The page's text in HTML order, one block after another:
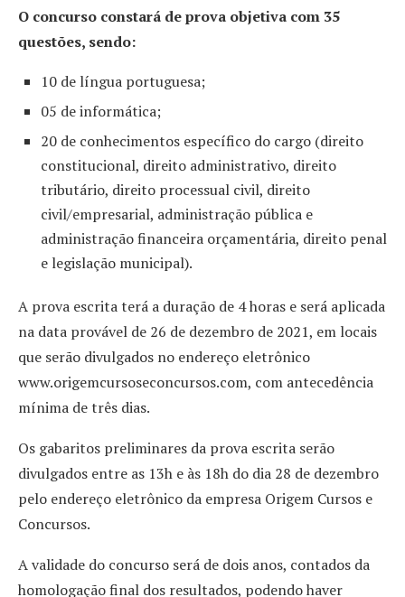
O concurso constará de prova objetiva com 35
questões, sendo:
10 de língua portuguesa;
05 de informática;
20 de conhecimentos específico do cargo (direito
constitucional, direito administrativo, direito
tributário, direito processual civil, direito
civil/empresarial, administração pública e
administração financeira orçamentária, direito penal
e legislação municipal).
A prova escrita terá a duração de 4 horas e será aplicada
na data provável de 26 de dezembro de 2021, em locais
que serão divulgados no endereço eletrônico
www.origemcursoseconcursos.com, com antecedência
mínima de três dias.
Os gabaritos preliminares da prova escrita serão
divulgados entre as 13h e às 18h do dia 28 de dezembro
pelo endereço eletrônico da empresa Origem Cursos e
Concursos.
A validade do concurso será de dois anos, contados da
homologação final dos resultados, podendo haver